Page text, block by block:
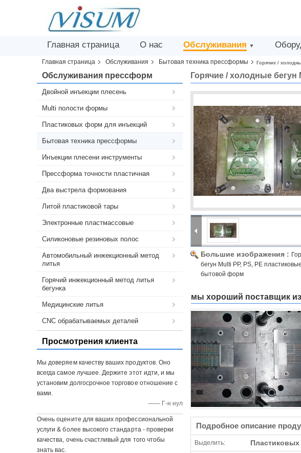
Главная страница О нас Обслуживания ▼
Главная страница Обслуживания Бытовая техника прессформы Горячие /
Обслуживания прессформ
Двойной инъекции плесень
Multi полости формы
Пластиковых форм для инъекций
Бытовая техника прессформы
Инъекции плесени инструменты
Прессформа точности пластичная
Два выстрела формования
Литой пластиковой тары
Электронные пластмассовые
Силиконовые резиновых полос
Автомобильный инжекционный метод
литья
Горячий инжекционный метод литья
бегунка
Медицинские литья
CNC обрабатываемых деталей
Просмотрения клиента
Мы доверяем качеству ваших продуктов. Оно
всегда самое лучшее. Держите этот идти, и мы
установим долгосрочное торговое отношение с
вами.
—— Г-н нул
Очень оцените для ваших профессиональной
услуги & более высокого стандарта - проверки
качества, очень счастливый для того чтобы
знать вас.
Горячие / холодные
Большие изображения :
бегун Multi PP, PS, PE
бытовой форм
мы хороший поставщик
Подробное описание
Выделить: